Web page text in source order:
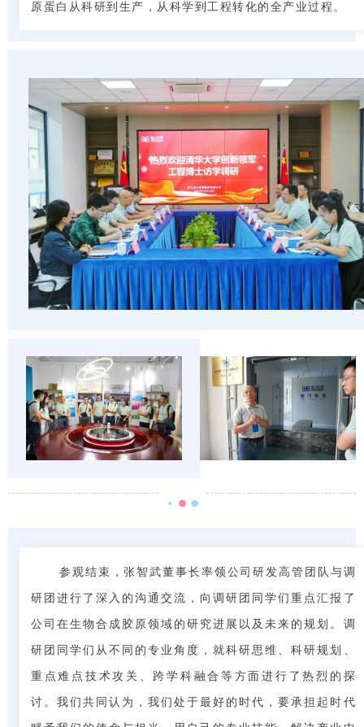
原蛋白从科研到生产，从科学到工程转化的全产业过程。
参观结束，张智武董事长率领公司研发高管团队与调
研团进行了深入的沟通交流，向调研团同学们重点汇报了
公司在生物合成胶原领域的研究进展以及未来的规划。调
研团同学们从不同的专业角度，就科研思维、科研规划、
重点难点技术攻关、跨学科融合等方面进行了热烈的探
讨。我们共同认为，我们处于最好的时代，要承担起时代